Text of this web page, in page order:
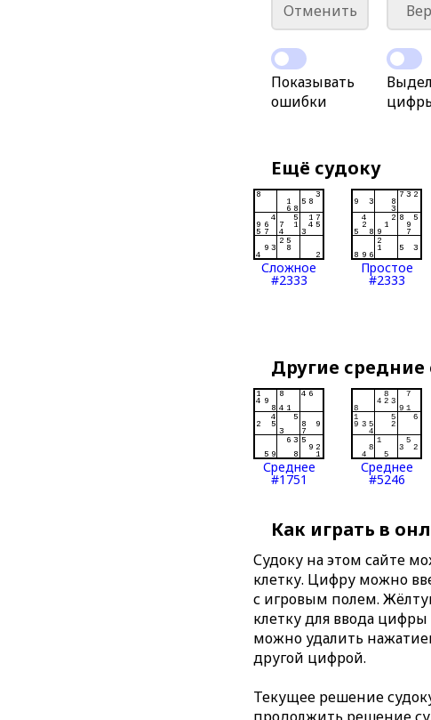
Отменить
Показывать
ошибки
Ещё судоку
Сложное
#2333
Простое
#2333
Другие средние
Среднее
#1751
Среднее
#5246
Как играть в
Судоку на этом сайте
клетку. Цифру можно
с игровым полем.
клетку для ввода
можно удалить
другой цифрой.
Текущее решение